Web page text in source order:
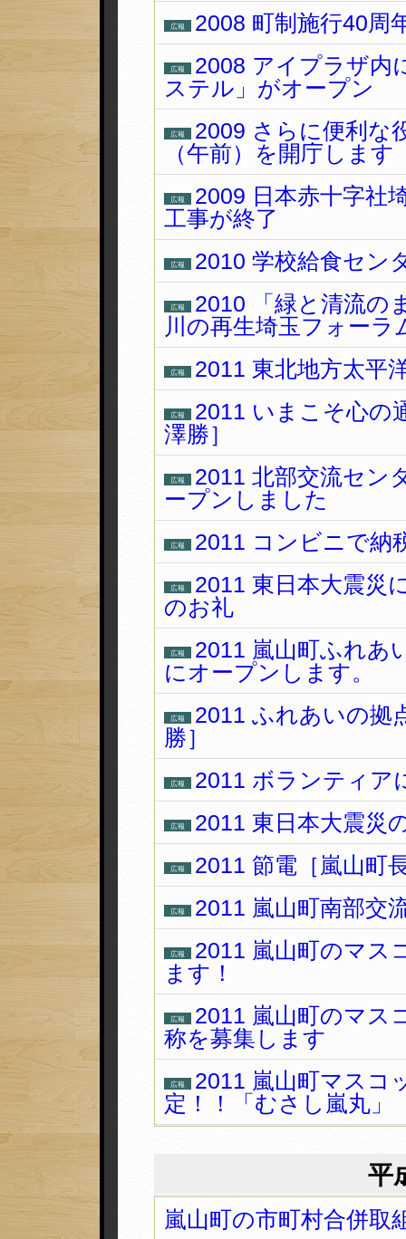
広報 2008 町制施行40周
広報
2008 アイプラザ内
ステル」がオープン
広報
2009 さらに便利な
（午前）を開庁します
広報
2009 日本赤十字社
工事が終了
広報 2010 学校給食セン
広報
2010 「緑と清流の
川の再生埼玉フォーラ
広報 2011 東北地方太平
広報
2011 いまこそ心の
澤勝］
広報
2011 北部交流セン
ープンしました
広報 2011 コンビニで納
広報
2011 東日本大震災
のお礼
広報
2011 嵐山町ふれあ
にオープンします。
広報
2011 ふれあいの拠
勝］
広報 2011 ボランティア
広報 2011 東日本大震災
広報 2011 節電［嵐山町
広報 2011 嵐山町南部交
広報
2011 嵐山町のマス
ます！
広報
2011 嵐山町のマス
称を募集します
広報
2011 嵐山町マスコ
定！！「むさし嵐丸」
平
嵐山町の市町村合併取